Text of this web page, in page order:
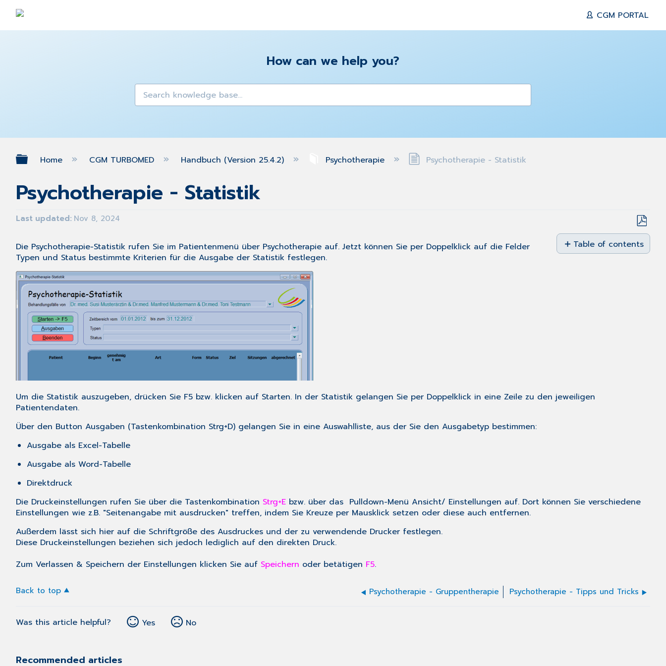
CGM PORTAL
How can we help you?
Expand/collapse global hierarchy
Home CGM TURBOMED Handbuch (Version 25.4.2) Psychotherapie Psychotherapie - Statistik
Psychotherapie - Statistik
Last updated Nov 8, 2024
Save
as
PDF
Table of contents
No
Die Psychotherapie-Statistik rufen Sie im Patientenmenü über Psychotherapie auf. Jetzt können Sie per Doppelklick auf die Felder
Typen und Status bestimmte Kriterien für die Ausgabe der Statistik festlegen.
Um die Statistik auszugeben, drücken Sie F5 bzw. klicken auf Starten. In der Statistik gelangen Sie per Doppelklick in eine Zeile zu den jeweiligen
Patientendaten.
Über den Button Ausgaben (Tastenkombination Strg+D) gelangen Sie in eine Auswahlliste, aus der Sie den Ausgabetyp bestimmen:
Ausgabe als Excel-Tabelle
Ausgabe als Word-Tabelle
Direktdruck
Die Druckeinstellungen rufen Sie über die Tastenkombination Strg+E bzw. über das Pulldown-Menü Ansicht/ Einstellungen auf. Dort können Sie verschiedene
Einstellungen wie z.B. "Seitenangabe mit ausdrucken" treffen, indem Sie Kreuze per Mausklick setzen oder diese auch entfernen.
Außerdem lässt sich hier auf die Schriftgröße des Ausdruckes und der zu verwendende Drucker festlegen.
Diese Druckeinstellungen beziehen sich jedoch lediglich auf den direkten Druck.
Zum Verlassen & Speichern der Einstellungen klicken Sie auf Speichern oder betätigen F5.
Back to top Psychotherapie - Gruppentherapie Psychotherapie - Tipps und Tricks
Was this article helpful? Yes No
Recommended articles